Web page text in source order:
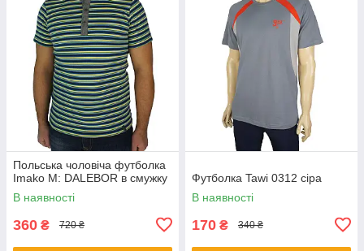
Польська чоловіча футболка
Imako M: DALEBOR в смужку
В наявності
360 ₴ 720 ₴
Футболка Tawi 0312 сіра
В наявності
170 ₴ 340 ₴